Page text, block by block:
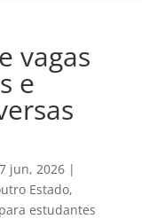
vagas
e
jun, 2026|
Estado,
estudantes